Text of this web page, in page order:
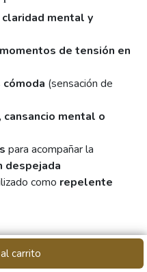
mental y
momentos de tensión en
(sensación de
mental o
para acompañar la
despejada
como repelente
carrito